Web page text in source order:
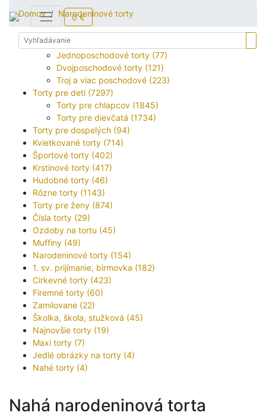
Toggle navigation
0 €
Domov Narodeninové torty
Svadobné torty (873)
Jednoposchodové torty (77)
Dvojposchodové torty (121)
Troj a viac poschodové (223)
Torty pre deti (7297)
Torty pre chlapcov (1845)
Torty pre dievčatá (1734)
Torty pre dospelých (94)
Kvietkované torty (714)
Športové torty (402)
Krstinové torty (417)
Hudobné torty (46)
Rôzne torty (1143)
Torty pre ženy (874)
Čísla torty (29)
Ozdoby na tortu (45)
Muffiny (49)
Narodeninové torty (154)
1. sv. prijímanie, birmovka (182)
Cirkevné torty (423)
Firemné torty (60)
Zamilovane (22)
Školka, škola, stužková (45)
Najnovšie torty (19)
Maxi torty (7)
Jedlé obrázky na torty (4)
Nahé torty (4)
Nahá narodeninová torta